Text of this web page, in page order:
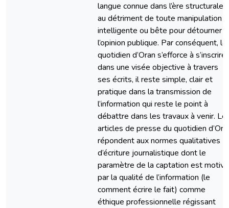
langue connue dans l’ère structurale
au détriment de toute manipulation
intelligente ou bête pour détourner
l’opinion publique. Par conséquent, le
quotidien d’Oran s’efforce à s’inscrire
dans une visée objective à travers
ses écrits, il reste simple, clair et
pratique dans la transmission de
l’information qui reste le point à
débattre dans les travaux à venir.
articles de presse du quotidien
répondent aux normes qualitatives
d’écriture journalistique dont le
paramètre de la captation est motivé
par la qualité de l’information (le
comment écrire le fait) comme
éthique professionnelle régissant